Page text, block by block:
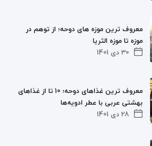
30 دی 1401
معروف ترین موزه های دوحه؛ از توهم در
موزه تا موزه الثریا
28 دی 1401
معروف ترین غذاهای دوحه؛ 10 تا از غذاهای
بهشتی عربی با عطر ادویه‌ها